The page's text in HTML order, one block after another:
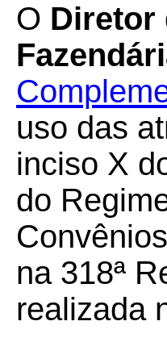
O Diretor
uso das
inciso X
do
na 318ª
realizada